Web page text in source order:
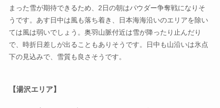
まった雪が期待できるため、2日の朝はパウダー争奪戦になりそ
うです。あす日中は風も落ち着き、日本海海沿いのエリアを除い
ては風は弱いでしょう。奥羽山脈付近は雪が降ったり止んだり
で、時折日差しが出ることもありそうです。日中も山沿いは氷点
下の見込みで、雪質も良さそうです。
【湯沢エリア】